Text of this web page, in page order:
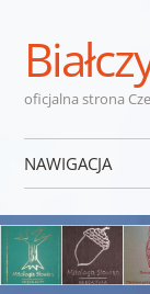
oficjalna strona
NAWIGACJA